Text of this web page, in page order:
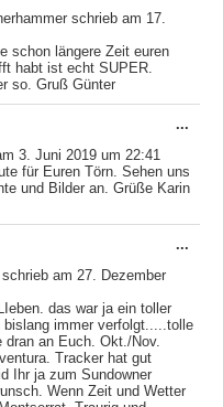
schrieb am 17.
schon längere Zeit euren
habt ist echt SUPER.
so. Gruß Günter
3. Juni 2019 um 22:41
für Euren Törn. Sehen uns
und Bilder an. Grüße Karin
...
schrieb am 27. Dezember
das war ja ein toller
immer verfolgt.....tolle
dran an Euch. Okt./Nov.
Tracker hat gut
Ihr ja zum Sundowner
Wenn Zeit und Wetter
...